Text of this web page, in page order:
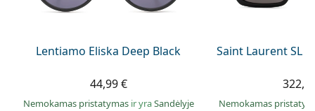
Persol
Lentiamo Eliska Deep Black
44,99 €
Nemokamas pristatymas ir yraSandėlyje
Saint Laurent SL
Nemokamas